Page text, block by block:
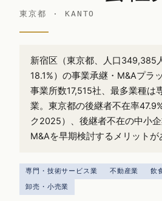
東京都 · KANTO
新宿区（東京都、人口349,385
18.1%）の事業承継・M&Aプラ
事業所数17,515社、最多業種は
業。東京都の後継者不在率
ク2025）、後継者不在の中小
M&Aを早期検討するメリットが
専門・技術サービス業 不動産業
飲
卸売・小売業